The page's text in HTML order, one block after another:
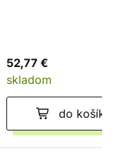
52,77 €
skladom
do košíka